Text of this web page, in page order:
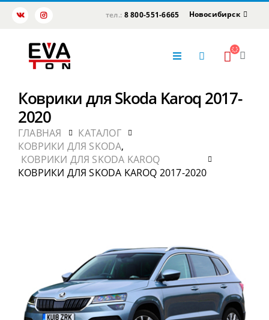
тел.: 8 800-551-6665 Новосибирск
Коврики для Skoda Karoq 2017-
2020
ГЛАВНАЯ
КАТАЛОГ
КОВРИКИ ДЛЯ SKODA,
КОВРИКИ ДЛЯ SKODA KAROQ
КОВРИКИ ДЛЯ SKODA KAROQ 2017-2020